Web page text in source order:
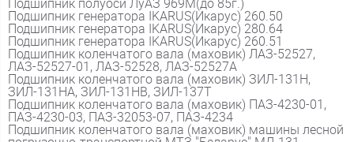
Подшипник полуоси ЛуАЗ 969М(до 85г.)
Подшипник генератора IKARUS(Икарус) 260.50
Подшипник генератора IKARUS(Икарус) 280.64
Подшипник генератора IKARUS(Икарус) 260.51
Подшипник коленчатого вала (маховик) ЛАЗ-52527,
ЛАЗ-52527-01, ЛАЗ-52528, ЛАЗ-52527А
Подшипник коленчатого вала (маховик) ЗИЛ-131Н,
ЗИЛ-131НА, ЗИЛ-131НВ, ЗИЛ-137Т
Подшипник коленчатого вала (маховик) ПАЗ-4230-01,
ПАЗ-4230-03, ПАЗ-32053-07, ПАЗ-4234
Подшипник коленчатого вала (маховик) машины лесной